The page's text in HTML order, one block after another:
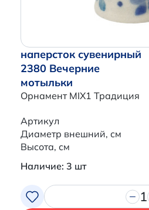
наперсток сувенирный
2380 Вечерние
мотыльки
Орнамент MIX1 Традиция
Артикул
Диаметр внешний, см
Высота, см
Наличие: 3 шт
1